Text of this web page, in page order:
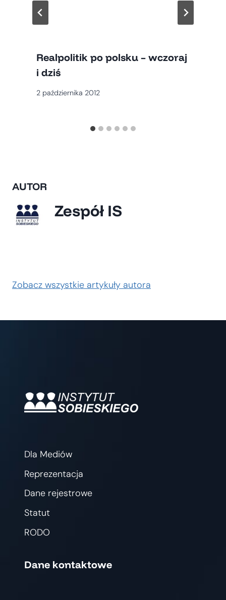
Realpolitik po polsku – wczoraj
i dziś
2 października 2012
AUTOR
Zespół IS
Zobacz wszystkie artykuły autora
Dla Mediów
Reprezentacja
Dane rejestrowe
Statut
RODO
Dane kontaktowe